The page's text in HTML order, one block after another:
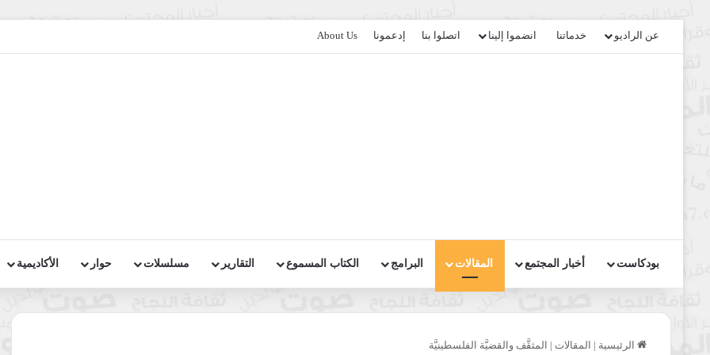
عن الراديو خدماتنا انضموا إلينا اتصلوا بنا إدعمونا About Us
بودكاست أخبار المجتمع المقالات البرامج الكتاب المسموع التقارير مسلسلات حوار الأكاديمية
الرئيسية | المقالات | المثقَّف والقضيَّة الفلسطينيَّة